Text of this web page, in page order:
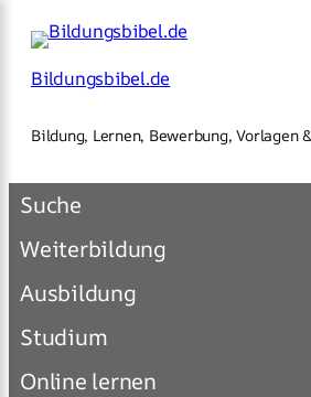
Inhalt
springen
Bildungsbibel.de
Bildung, Lernen, Bewerbung, Vorlagen
Suche
Weiterbildung
Ausbildung
Studium
Online lernen